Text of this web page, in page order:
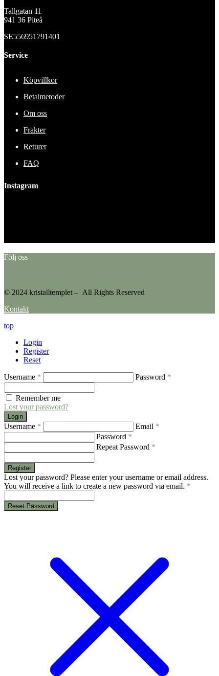
Tallgatan 11
941 36 Piteå
SE556951791401
Service
Köpvillkor
Betalmetoder
Om oss
Frakter
Returer
FAQ
Instagram
Följ oss
© 2024 kristalltemplet – All Rights Reserved
Kontakt
top
Login
Register
Reset
Username * Password *
Remember me
Lost your password?
Login
Username * Email *
Password *
Repeat Password *
Register
Lost your password? Please enter your username or email address.
You will receive a link to create a new password via email. *
Reset Password